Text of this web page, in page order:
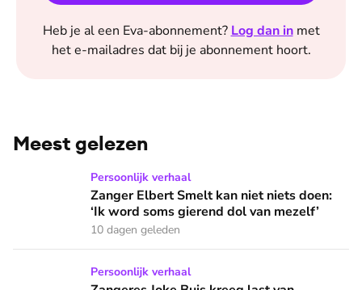
Heb je al een Eva-abonnement? Log dan in met
het e-mailadres dat bij je abonnement hoort.
Meest gelezen
Zanger Elbert Smelt kan niet niets doen: ‘Ik word soms
Persoonlijk verhaal
Zanger Elbert Smelt kan niet niets doen:
‘Ik word soms gierend dol van mezelf’
10 dagen geleden
Zangeres Joke Buis kreeg last van angstaanvallen: ‘Ik
Persoonlijk verhaal